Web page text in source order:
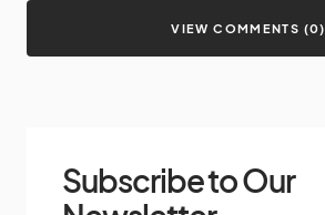
VIEW COMMENTS (0)
Subscribe to Our